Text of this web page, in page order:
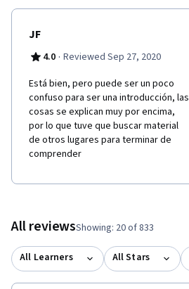
JF
4.0 · Reviewed Sep 27, 2020
Está bien, pero puede ser un poco
confuso para ser una introducción, las
cosas se explican muy por encima,
por lo que tuve que buscar material
de otros lugares para terminar de
comprender
All reviewsShowing: 20 of 833
All Learners All Stars